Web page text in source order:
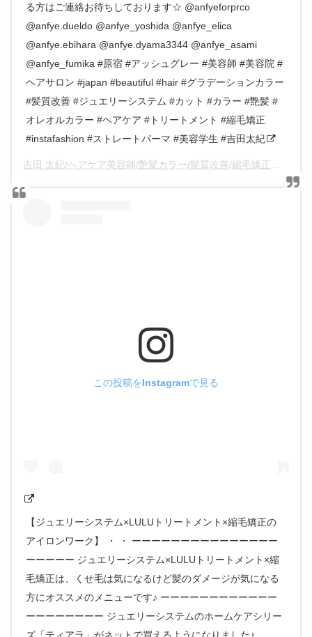
る方はご連絡お待ちしております☆ @anfyeforprco
@anfye.dueldo @anfye_yoshida @anfye_elica
@anfye.ebihara @anfye.dyama3344 @anfye_asami
@anfye_fumika #原宿 #アッシュグレー #美容師 #美容院 #
ヘアサロン #japan #beautiful #hair #グラデーションカラー
#髪質改善 #ジュエリーシステム #カット #カラー #艶髪 #
オレオルカラー #ヘアケア #トリートメント #縮毛矯正
#instafashion #ストレートパーマ #美容学生 #吉田太紀
この投稿をInstagramで見る
【ジュエリーシステム×LULUトリートメント×縮毛矯正の
アイロンワーク】 ・ ・ ーーーーーーーーーーーーーーー
ーーーーー ジュエリーシステム×LULUトリートメント×縮
毛矯正は、くせ毛は気になるけど髪のダメージが気になる
方にオススメのメニューです♪ ーーーーーーーーーーーー
ーーーーーーーー ジュエリーシステムのホームケアシリー